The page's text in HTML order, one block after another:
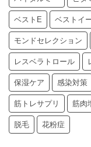
ベストE ベストイ
モンドセレクション
レスベラトロール
保湿ケア 感染対策
筋トレサプリ 筋肉
脱毛 花粉症